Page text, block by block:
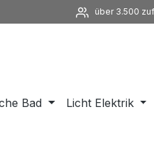
über 3.500
Bad Licht Elektrik